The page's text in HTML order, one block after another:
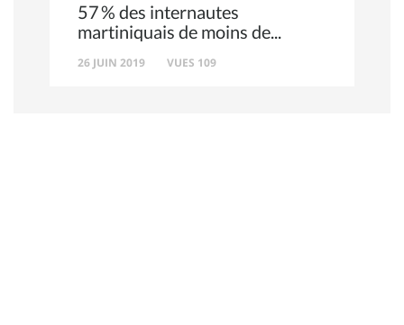
57 % des internautes
martiniquais de moins de
26 JUIN 2019 VUES 109